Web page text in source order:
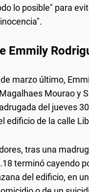
lo posible" para
Emmily
marzo último,
Mourao y
del jueves
edificio de la calle
tras una
terminó cayendo
del edificio, en